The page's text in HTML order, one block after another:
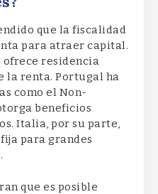
que la fiscalidad
para atraer capital.
ofrece residencia
la renta. Portugal ha
como el Non-
beneficios
Italia, por su parte,
para grandes
que es posible